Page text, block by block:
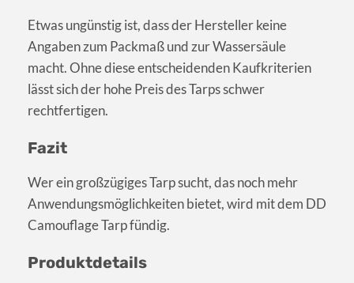
Etwas ungünstig ist, dass der Hersteller keine
Angaben zum Packmaß und zur Wassersäule
macht. Ohne diese entscheidenden Kaufkriterien
lässt sich der hohe Preis des Tarps schwer
rechtfertigen.
Fazit
Wer ein großzügiges Tarp sucht, das noch mehr
Anwendungsmöglichkeiten bietet, wird mit dem DD
Camouflage Tarp fündig.
Produktdetails